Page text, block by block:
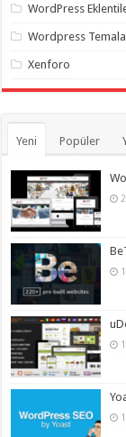
WordPress
Wordpress
Xenforo
Yeni Popüler